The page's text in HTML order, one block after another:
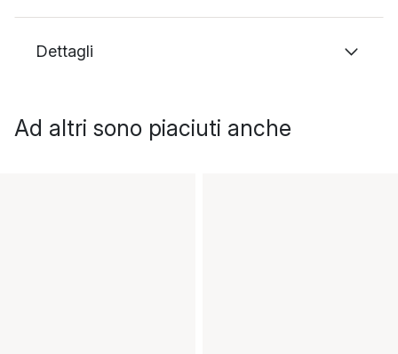
Dettagli
Ad altri sono piaciuti anche